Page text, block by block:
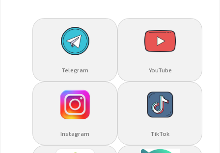
YouTube
Telegram
TikTok
Instagram